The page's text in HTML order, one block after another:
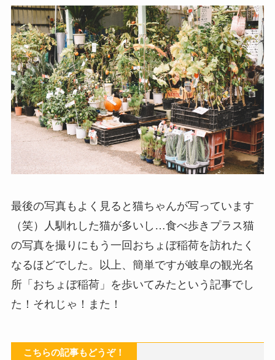
最後の写真もよく見ると猫ちゃんが写っています
（笑）人馴れした猫が多いし…食べ歩きプラス猫
の写真を撮りにもう一回おちょぼ稲荷を訪れたく
なるほどでした。以上、簡単ですが岐阜の観光名
所「おちょぼ稲荷」を歩いてみたという記事でし
た！それじゃ！また！
こちらの記事もどうぞ！